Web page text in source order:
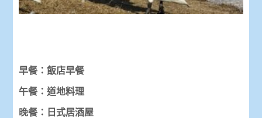
早餐：飯店早餐
午餐：道地料理
晚餐：日式居酒屋